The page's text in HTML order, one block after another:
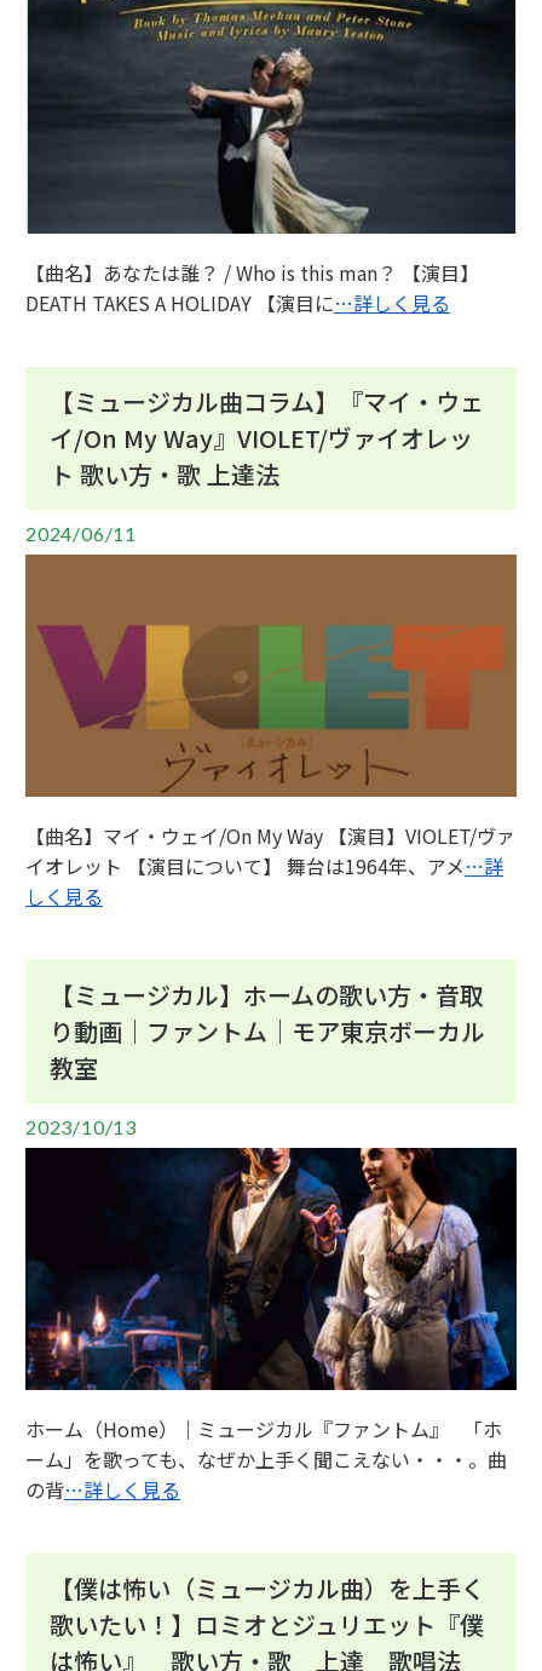
【曲名】あなたは誰？ / Who is this man？ 【演目】
DEATH TAKES A HOLIDAY 【演目に…詳しく見る
【ミュージカル曲コラム】『マイ・ウェ
イ/On My Way』VIOLET/ヴァイオレッ
ト 歌い方・歌 上達法
2024/06/11
【曲名】マイ・ウェイ/On My Way 【演目】VIOLET/ヴァ
イオレット 【演目について】 舞台は1964年、アメ…詳
しく見る
【ミュージカル】ホームの歌い方・音取
り動画｜ファントム｜モア東京ボーカル
教室
2023/10/13
ホーム（Home）｜ミュージカル『ファントム』 「ホ
ーム」を歌っても、なぜか上手く聞こえない・・・。曲
の背…詳しく見る
【僕は怖い（ミュージカル曲）を上手く
歌いたい！】ロミオとジュリエット『僕
は怖い』 歌い方・歌 上達 歌唱法